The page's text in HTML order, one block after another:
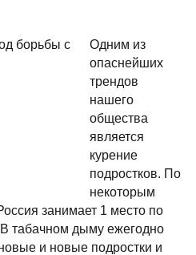
Одним из
опаснейших
трендов
нашего
общества
является
курение
подростков. По
некоторым
занимает 1 место по
табачном дыму ежегодно
и новые подростки и